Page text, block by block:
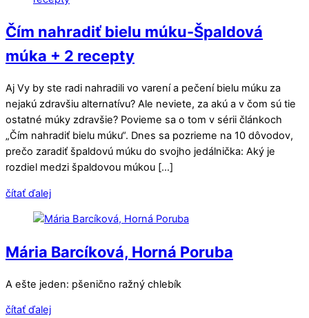
Čím nahradiť bielu múku-Špaldová
múka + 2 recepty
Aj Vy by ste radi nahradili vo varení a pečení bielu múku za
nejakú zdravšiu alternatívu? Ale neviete, za akú a v čom sú tie
ostatné múky zdravšie? Povieme sa o tom v sérii článkoch
„Čím nahradiť bielu múku“. Dnes sa pozrieme na 10 dôvodov,
prečo zaradiť špaldovú múku do svojho jedálnička: Aký je
rozdiel medzi špaldovou múkou […]
čítať ďalej
Mária Barcíková, Horná Poruba
A ešte jeden: pšenično ražný chlebík
čítať ďalej